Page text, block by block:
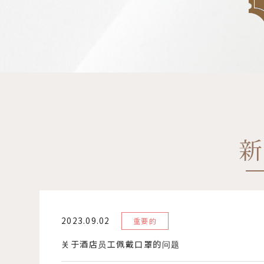
2023.09.02 重要的
关于酒店员工佩戴口罩的问题